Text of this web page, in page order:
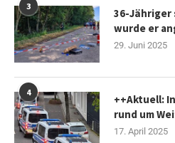
3
36-Jähriger
wurde er
29. Juni 2025
4
++Aktuell:
rund um
17. April 2025